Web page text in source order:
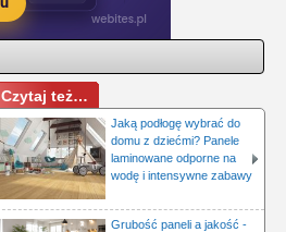
Czytaj też…
Jaką podłogę wybrać do
domu z dziećmi? Panele
laminowane odporne na
wodę i intensywne zabawy
Grubość paneli a jakość -